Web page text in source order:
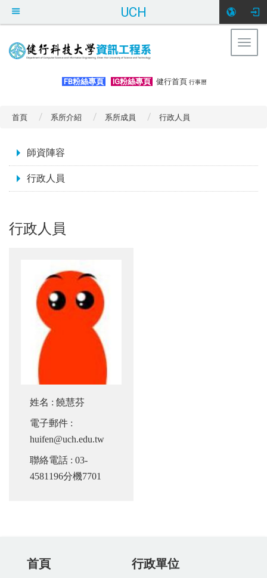
UCH
FB粉絲專頁 IG粉絲專頁 健行首頁 行事曆
首頁 系所介紹 系所成員 行政人員
師資陣容
行政人員
行政人員
姓名 : 饒慧芬
電子郵件 :
huifen@uch.edu.tw
聯絡電話 : 03-
4581196分機7701
首頁 行政單位